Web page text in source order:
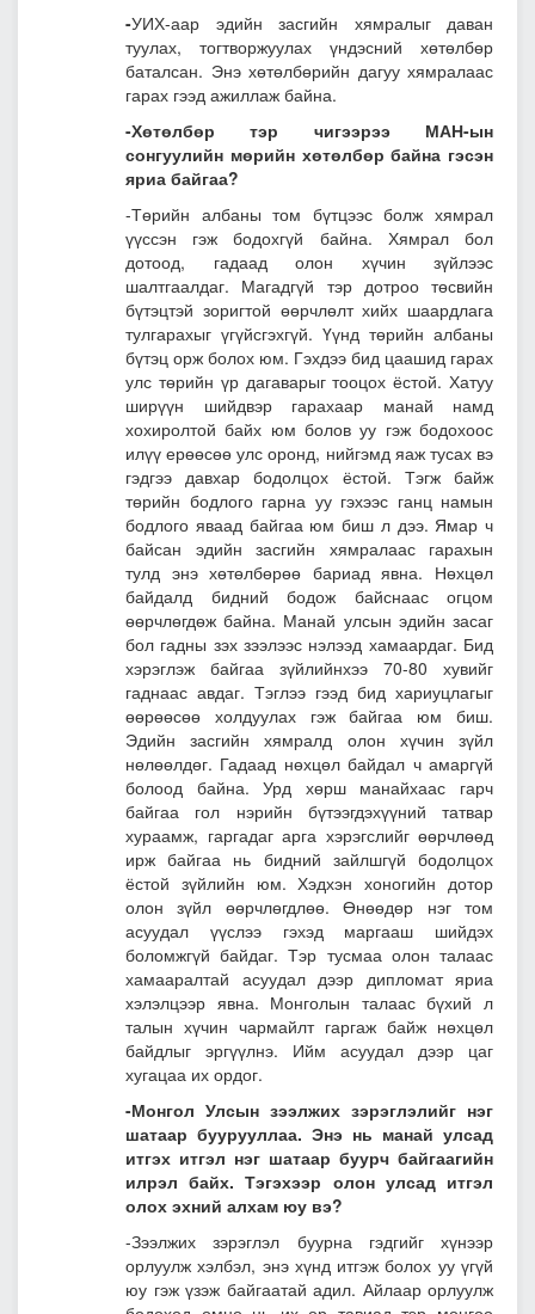
-УИХ-аар эдийн засгийн хямралыг даван
туулах, тогтворжуулах үндэсний хөтөлбөр
баталсан. Энэ хөтөлбөрийн дагуу хямралаас
гарах гээд ажиллаж байна.
-Хөтөлбөр тэр чигээрээ МАН-ын
сонгуулийн мөрийн хөтөлбөр байна гэсэн
яриа байгаа?
-Төрийн албаны том бүтцээс болж хямрал
үүссэн гэж бодохгүй байна. Хямрал бол
дотоод, гадаад олон хүчин зүйлээс
шалтгаалдаг. Магадгүй тэр дотроо төсвийн
бүтэцтэй зоригтой өөрчлөлт хийх шаардлага
тулгарахыг үгүйсгэхгүй. Үүнд төрийн албаны
бүтэц орж болох юм. Гэхдээ бид цаашид гарах
улс төрийн үр дагаварыг тооцох ёстой. Хатуу
ширүүн шийдвэр гарахаар манай намд
хохиролтой байх юм болов уу гэж бодохоос
илүү ерөөсөө улс оронд, нийгэмд яаж тусах вэ
гэдгээ давхар бодолцох ёстой. Тэгж байж
төрийн бодлого гарна уу гэхээс ганц намын
бодлого яваад байгаа юм биш л дээ. Ямар ч
байсан эдийн засгийн хямралаас гарахын
тулд энэ хөтөлбөрөө бариад явна. Нөхцөл
байдалд бидний бодож байснаас огцом
өөрчлөгдөж байна. Манай улсын эдийн засаг
бол гадны зэх зээлээс нэлээд хамаардаг. Бид
хэрэглэж байгаа зүйлийнхээ 70-80 хувийг
гаднаас авдаг. Тэглээ гээд бид хариуцлагыг
өөрөөсөө холдуулах гэж байгаа юм биш.
Эдийн засгийн хямралд олон хүчин зүйл
нөлөөлдөг. Гадаад нөхцөл байдал ч амаргүй
болоод байна. Урд хөрш манайхаас гарч
байгаа гол нэрийн бүтээгдэхүүний татвар
хураамж, гаргадаг арга хэрэгслийг өөрчлөөд
ирж байгаа нь бидний зайлшгүй бодолцох
ёстой зүйлийн юм. Хэдхэн хоногийн дотор
олон зүйл өөрчлөгдлөө. Өнөөдөр нэг том
асуудал үүслээ гэхэд маргааш шийдэх
боломжгүй байдаг. Тэр тусмаа олон талаас
хамааралтай асуудал дээр дипломат яриа
хэлэлцээр явна. Монголын талаас бүхий л
талын хүчин чармайлт гаргаж байж нөхцөл
байдлыг эргүүлнэ. Ийм асуудал дээр цаг
хугацаа их ордог.
-Монгол Улсын зээлжих зэрэглэлийг нэг
шатаар буурууллаа. Энэ нь манай улсад
итгэх итгэл нэг шатаар буурч байгаагийн
илрэл байх. Тэгэхээр олон улсад итгэл
олох эхний алхам юу вэ?
-Зээлжих зэрэглэл буурна гэдгийг хүнээр
орлуулж хэлбэл, энэ хүнд итгэж болох уу үгүй
юу гэж үзэж байгаатай адил. Айлаар орлуулж